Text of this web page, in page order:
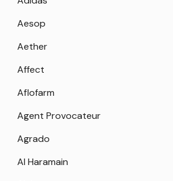
Aesop
Aether
Affect
Aflofarm
Agent Provocateur
Agrado
Al Haramain